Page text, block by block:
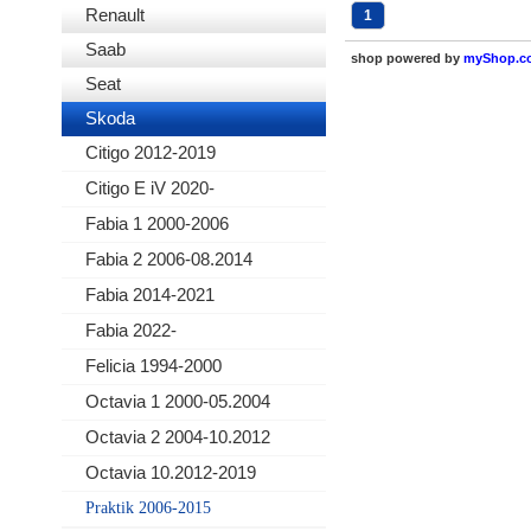
Renault
Saab
Seat
Skoda
Citigo 2012-2019
Citigo E iV 2020-
Fabia 1 2000-2006
Fabia 2 2006-08.2014
Fabia 2014-2021
Fabia 2022-
Felicia 1994-2000
Octavia 1 2000-05.2004
Octavia 2 2004-10.2012
Octavia 10.2012-2019
Praktik 2006-2015
1
shop powered by